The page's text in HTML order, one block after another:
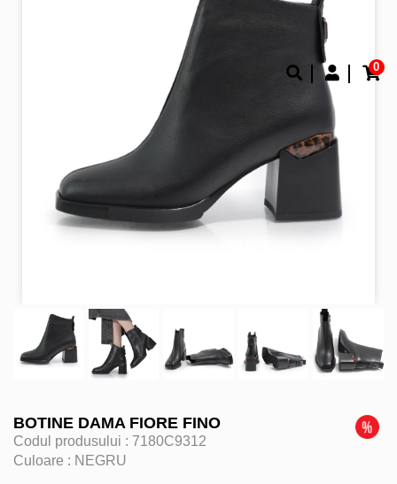
0
BOTINE DAMA FIORE FINO
Codul produsului : 7180C9312
Culoare : NEGRU